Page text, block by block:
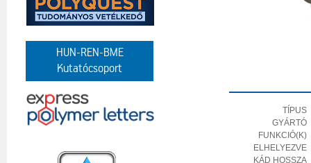
HUN-REN-BME
Kutatócsoport
TÍPUS
GYÁRTÓ
FUNKCIÓ(K)
ELHELYEZVE
KÁD HOSSZA